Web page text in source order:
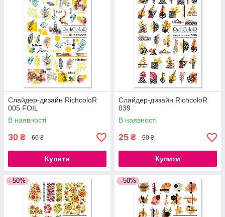
Слайдер-дизайн RichcoloR
005 FOIL
В наявності
30 ₴ 60 ₴
Купити
Слайдер-дизайн RichcoloR
039
В наявності
25 ₴ 50 ₴
Купити
–50% –50%